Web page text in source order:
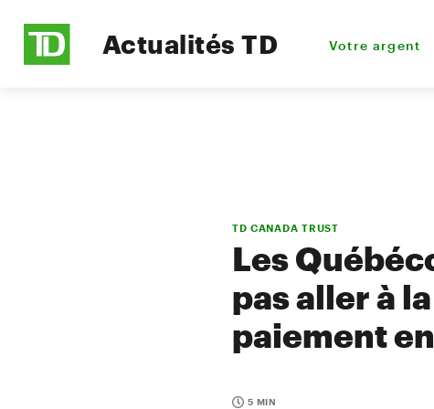
Actualités TD Votre argent
TD CANADA TRUST
Les
pas aller à
paiement
5 MIN